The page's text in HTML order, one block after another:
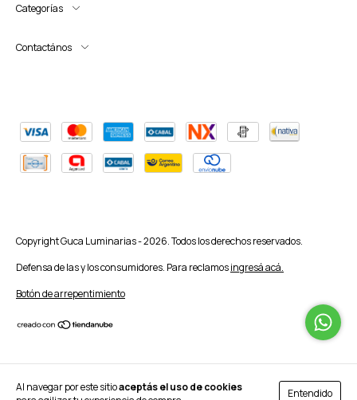
Al navegar por este sitioaceptás el uso de cookies
Entendido
Categorías
Contactános
Copyright Guca Luminarias - 2026. Todos los derechos reservados.
Defensa de las y los consumidores. Para reclamosingresá acá.
Botón de arrepentimiento